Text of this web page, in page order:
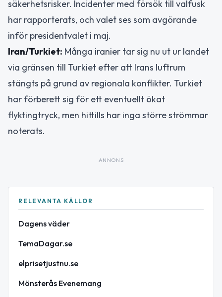
säkerhetsrisker. Incidenter med försök till valfusk
har rapporterats, och valet ses som avgörande
inför presidentvalet i maj.
Iran/Turkiet: Många iranier tar sig nu ut ur landet
via gränsen till Turkiet efter att Irans luftrum
stängts på grund av regionala konflikter. Turkiet
har förberett sig för ett eventuellt ökat
flyktingtryck, men hittills har inga större strömmar
noterats.
ANNONS
RELEVANTA KÄLLOR
Dagens väder
TemaDagar.se
elprisetjustnu.se
Mönsterås Evenemang